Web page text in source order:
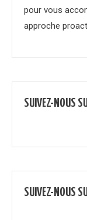
pour vous
approche
SUIVEZ-NOUS
SUIVEZ-NOUS